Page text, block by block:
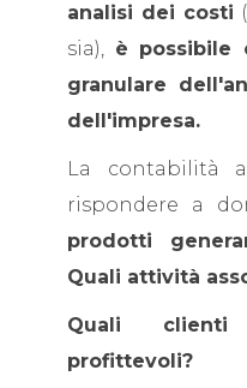
analisi dei costi
sia), è possibile
granulare
dell'impresa.
La contabilità
rispondere a
prodotti
Quali attività
Quali clienti
profittevoli?